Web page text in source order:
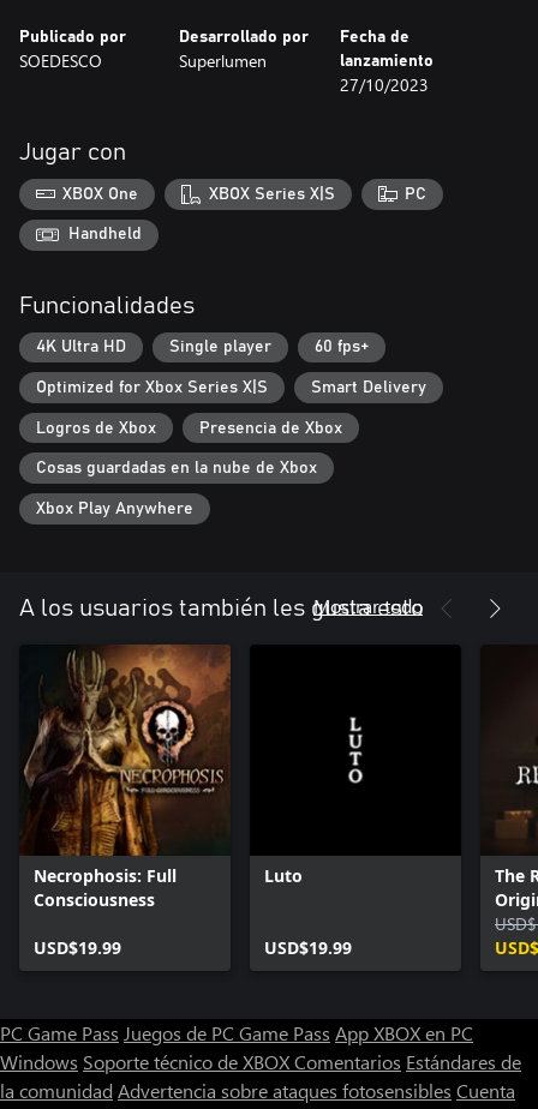
Publicado por
SOEDESCO
Desarrollado por
Superlumen
Fecha de
lanzamiento
27/10/2023
Jugar con
XBOX One XBOX Series X|S PC
Handheld
Funcionalidades
4K Ultra HD Single player 60 fps+
Optimized for Xbox Series X|S Smart Delivery
Logros de Xbox Presencia de Xbox
Cosas guardadas en la nube de Xbox
Xbox Play Anywhere
A los usuarios también les gusta esto
Mostrar todo
Necrophosis: Full
Consciousness
USD$19.99
Luto
USD$19.99
The
PC Game Pass Juegos de PC Game Pass App XBOX en PC
Windows Soporte técnico de XBOXComentarios Estándares de
la comunidad Advertencia sobre ataques fotosensibles Cuenta